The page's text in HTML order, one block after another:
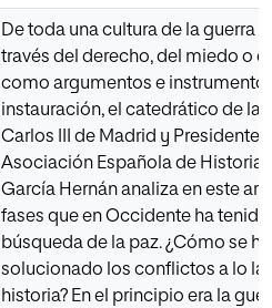
De toda una cultura de la guerra a
través del derecho, del miedo o
como argumentos e
instauración, el catedrático de la
Carlos III de Madrid y Presidente
Asociación Española de Historia
García Hernán analiza en este
fases que en Occidente ha tenido
búsqueda de la paz. ¿Cómo se
solucionado los conflictos a lo
historia? En el principio era la